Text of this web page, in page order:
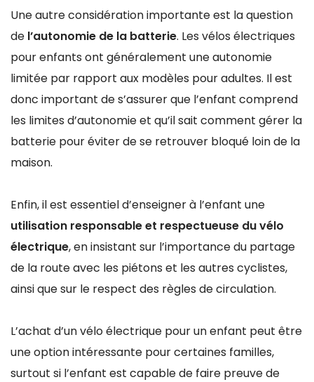
Une autre considération importante est la question
de l’autonomie de la batterie. Les vélos électriques
pour enfants ont généralement une autonomie
limitée par rapport aux modèles pour adultes. Il est
donc important de s’assurer que l’enfant comprend
les limites d’autonomie et qu’il sait comment gérer la
batterie pour éviter de se retrouver bloqué loin de la
maison.
Enfin, il est essentiel d’enseigner à l’enfant une
utilisation responsable et respectueuse du vélo
électrique, en insistant sur l’importance du partage
de la route avec les piétons et les autres cyclistes,
ainsi que sur le respect des règles de circulation.
L’achat d’un vélo électrique pour un enfant peut être
une option intéressante pour certaines familles,
surtout si l’enfant est capable de faire preuve de